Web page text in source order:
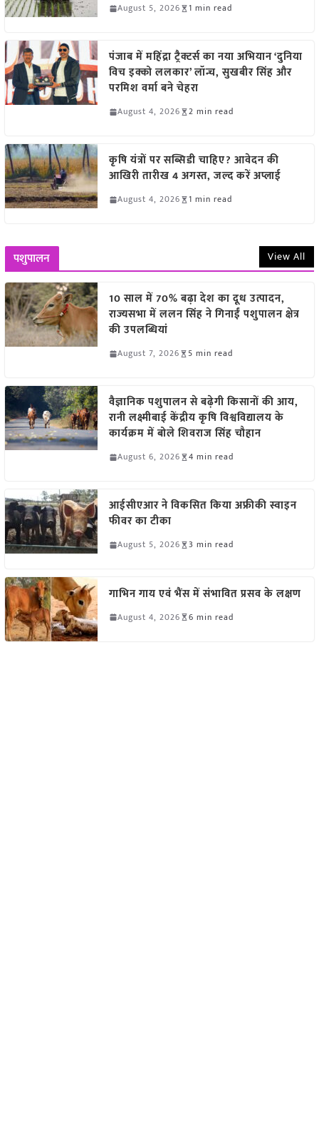
August 5, 2026 1 min read
पंजाब में महिंद्रा ट्रैक्टर्स का नया अभियान ‘दुनिया
विच इक्को ललकार’ लॉन्च, सुखबीर सिंह और
परमिश वर्मा बने चेहरा
August 4, 2026 2 min read
कृषि यंत्रों पर सब्सिडी चाहिए? आवेदन की
आखिरी तारीख 4 अगस्त, जल्द करें अप्लाई
August 4, 2026 1 min read
पशुपालन View All
10 साल में 70% बढ़ा देश का दूध उत्पादन,
राज्यसभा में ललन सिंह ने गिनाईं पशुपालन क्षेत्र
की उपलब्धियां
August 7, 2026 5 min read
वैज्ञानिक पशुपालन से बढ़ेगी किसानों की आय,
रानी लक्ष्मीबाई केंद्रीय कृषि विश्वविद्यालय के
कार्यक्रम में बोले शिवराज सिंह चौहान
August 6, 2026 4 min read
आईसीएआर ने विकसित किया अफ्रीकी स्वाइन
फीवर का टीका
August 5, 2026 3 min read
गाभिन गाय एवं भैंस में संभावित प्रसव के लक्षण
August 4, 2026 6 min read